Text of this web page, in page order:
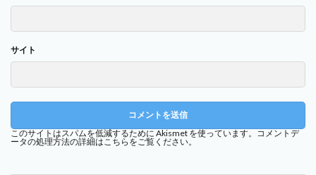
サイト
このサイトはスパムを低減するために Akismet を使っています。
コメントデ
ータの処理方法の詳細はこちらをご覧ください。